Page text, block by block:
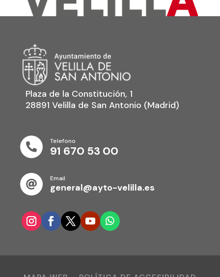
Plaza de la Constitución, 1
28891 Velilla de San Antonio (Madrid)

Telefono
91 670 53 00

Email
general@ayto-velilla.es